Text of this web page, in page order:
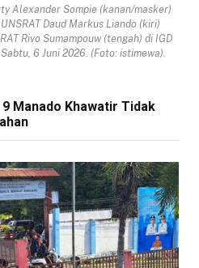
Alexander Sompie (kanan/masker)
Daud Markus Liando (kiri)
Rivo Sumampouw (tengah) di IGD
6 Juni 2026. (Foto: istimewa).
Manado Khawatir Tidak